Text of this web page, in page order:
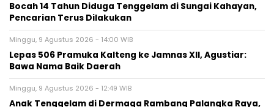
Bocah 14 Tahun Diduga Tenggelam di Sungai Kahayan,
Pencarian Terus Dilakukan
Minggu, 9 Agustus 2026 - 14:00 WIB
Lepas 506 Pramuka Kalteng ke Jamnas XII, Agustiar:
Bawa Nama Baik Daerah
Minggu, 9 Agustus 2026 - 12:49 WIB
Anak Tenggelam di Dermaga Rambang Palangka Raya,